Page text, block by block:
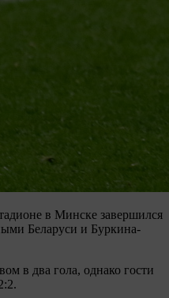
в Минске завершился
Беларуси и Буркина-
в два гола, однако гости